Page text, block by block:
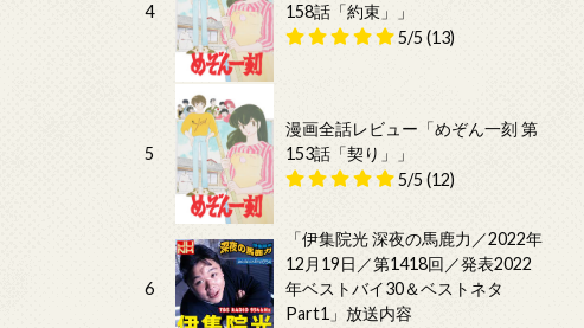
4
158話「約束」」
5/5 (13)
5
漫画全話レビュー「めぞん一刻 第
153話「契り」」
5/5 (12)
6
「伊集院光 深夜の馬鹿力／2022年
12月19日／第1418回／発表2022
年ベストバイ30＆ベストネタ
Part1」放送内容